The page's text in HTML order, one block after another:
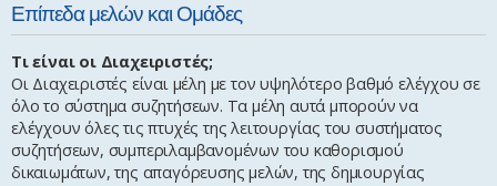
Επίπεδα μελών και Ομάδες
Τι είναι οι Διαχειριστές;
Οι Διαχειριστές είναι μέλη με τον υψηλότερο βαθμό ελέγχου σε
όλο το σύστημα συζητήσεων. Τα μέλη αυτά μπορούν να
ελέγχουν όλες τις πτυχές της λειτουργίας του συστήματος
συζητήσεων, συμπεριλαμβανομένων του καθορισμού
δικαιωμάτων, της απαγόρευσης μελών, της δημιουργίας